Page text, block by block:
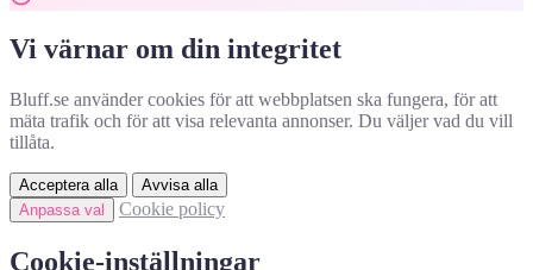
Vi värnar om din integritet
Bluff.se använder cookies för att webbplatsen ska fungera, för att
mäta trafik och för att visa relevanta annonser. Du väljer vad du vill
tillåta.
Acceptera alla
Avvisa alla
Anpassa val
Cookie policy
Cookie-inställningar